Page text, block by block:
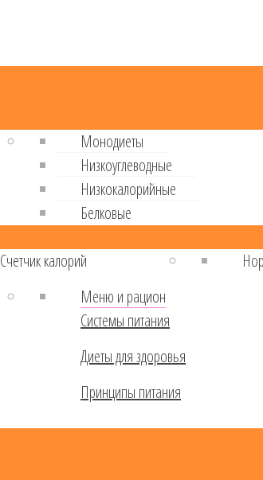
Монодиеты
Низкоуглеводные
Низкокалорийные
Белковые
Cчетчик калорий
Меню и рацион
Системы питания
Диеты для здоровья
Принципы питания